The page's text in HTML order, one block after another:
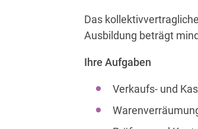
Das
Ausbildung beträgt
Ihre Aufgaben
Verkaufs- und